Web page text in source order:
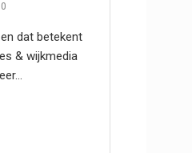
0
dat betekent
& wijkmedia